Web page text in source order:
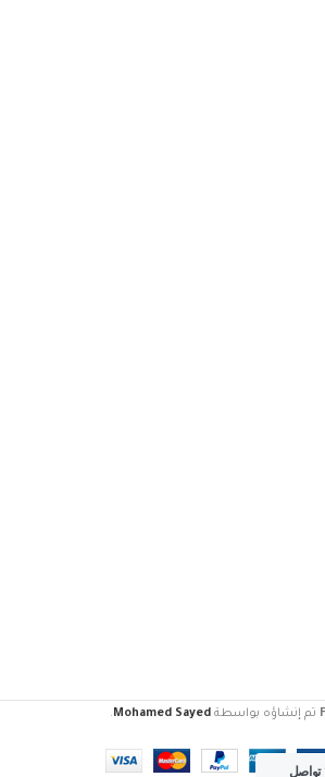
تم إنشاؤه بواسطةMohamed Sayed
.
تواصل